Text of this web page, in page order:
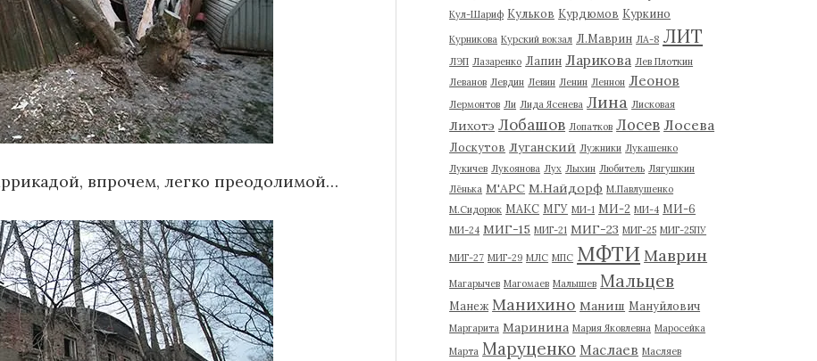
впрочем, легко преодолимой…
Кул-Шариф Кульков Курдюмов Куркино
Курникова Курский вокзал Л.Маврин ЛА-8 ЛИТ
ЛЭП Лазаренко Лапин Ларикова Лев Плоткин
Леванов Левдин Левин Ленин Леннон Леонов
Лермонтов Ли Лида Ясенева Лина Лисковая
Лихотэ Лобашов Лопатков Лосев Лосева
Лоскутов Луганский Лужники Лукашенко
Лукичев Лукоянова Лух Лыхин Любитель Лягушкин
Лёнька М'АРС М.Найдорф М.Павлушенко
М.Сидорюк МАКС МГУ МИ-1 МИ-2 МИ-4 МИ-6
МИ-24 МИГ-15 МИГ-21 МИГ-23 МИГ-25 МИГ-25ПУ
МИГ-27 МИГ-29 МЛС МПС МФТИ Маврин
Магарычев Магомаев Малышев Мальцев
Манеж Манихино Маниш Мануйлович
Маргарита Маринина Мария Яковлевна Маросейка
Марта Маруценко Маслаев Масляев